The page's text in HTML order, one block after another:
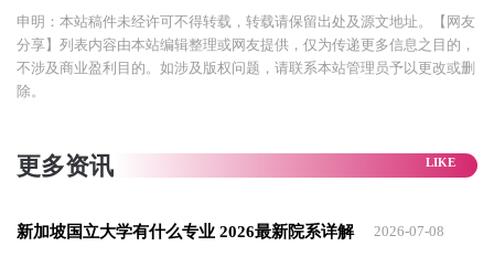
介传播、战略传播等，学生可以根据自己的兴趣和职业规划选
择不同的方向进行深入学习。
✅申请要求
等及以上）或同等学历（如四年制学士学位，平均成绩至少为B
申明：本站稿件未经许可不得转载，转载请保留出处及源文地址。【网友
分享】列表内容由本站编辑整理或网友提供，仅为传递更多信息之目的，
不涉及商业盈利目的。如涉及版权问题，请联系本站管理员予以更改或删
除。
更多资讯
新加坡国立大学有什么专业 2026最新院系详解 2026-07-08